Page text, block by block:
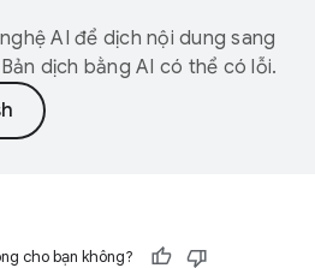
AI để dịch nội dung sang
dịch bằng AI có thể có lỗi.
cho bạn không?